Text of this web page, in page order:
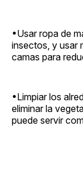
•Usar ropa de
insectos, y usar
camas para
•Limpiar los
eliminar la
puede servir